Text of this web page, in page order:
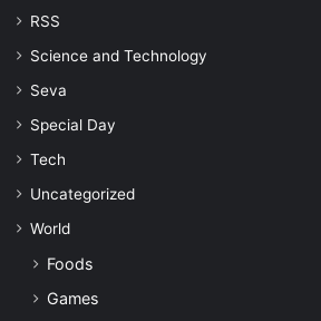
RSS
Science and Technology
Seva
Special Day
Tech
Uncategorized
World
Foods
Games